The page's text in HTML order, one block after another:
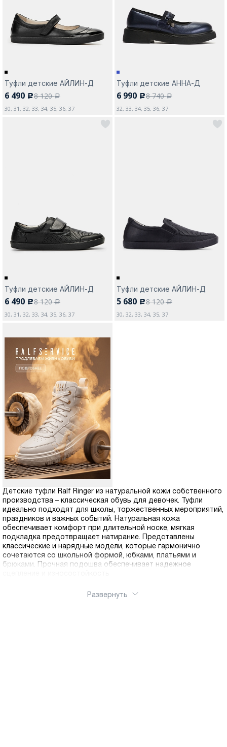
Туфли детские АЙЛИН-Д
6 490 c8 120a
30, 31, 32, 33, 34, 35, 36, 37
Туфли детские АННА-Д
6 990 c8 740a
32, 33, 34, 35, 36, 37
Туфли детские АЙЛИН-Д
6 490 c8 120a
30, 31, 32, 33, 34, 35, 36, 37
Туфли детские АЙЛИН-Д
5 680 c8 120a
30, 32, 33, 34, 35, 37
Детские туфли Ralf Ringer из натуральной кожи собственного
производства – классическая обувь для девочек. Туфли
идеально подходят для школы, торжественных мероприятий,
праздников и важных событий. Натуральная кожа
обеспечивает комфорт при длительной носке, мягкая
подкладка предотвращает натирание. Представлены
классические и нарядные модели, которые гармонично
сочетаются со школьной формой, юбками, платьями и
брюками. Прочная подошва обеспечивает надежное
Развернуть